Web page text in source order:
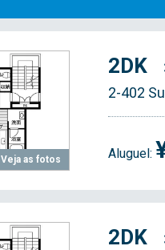
Veja as fotos
2DK
2-402
Aluguel:
2DK